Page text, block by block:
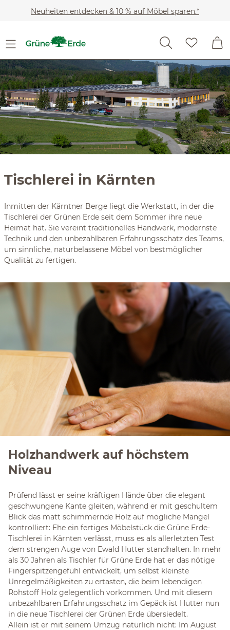
Zum Hauptinhalt springen
Neuheiten entdecken & 10 % auf Möbel sparen.*
Tischlerei in Kärnten
Inmitten der Kärntner Berge liegt die Werkstatt, in der die
Tischlerei der Grünen Erde seit dem Sommer ihre neue
Heimat hat. Sie vereint traditionelles Handwerk, modernste
Technik und den unbezahlbaren Erfahrungsschatz des Teams,
um sinnliche, naturbelassene Möbel von bestmöglicher
Qualität zu fertigen.
Holzhandwerk auf höchstem
Niveau
Prüfend lässt er seine kräftigen Hände über die elegant
geschwungene Kante gleiten, während er mit geschultem
Blick das matt schimmernde Holz auf mögliche Mängel
kontrolliert: Ehe ein fertiges Möbelstück die Grüne Erde-
Tischlerei in Kärnten verlässt, muss es als allerletzten Test
dem strengen Auge von Ewald Hutter standhalten. In mehr
als 30 Jahren als Tischler für Grüne Erde hat er das nötige
Fingerspitzengefühl entwickelt, um selbst kleinste
Unregelmäßigkeiten zu ertasten, die beim lebendigen
Rohstoff Holz gelegentlich vorkommen. Und mit diesem
unbezahlbaren Erfahrungsschatz im Gepäck ist Hutter nun
in die neue Tischlerei der Grünen Erde übersiedelt.
Allein ist er mit seinem Umzug natürlich nicht: Im August